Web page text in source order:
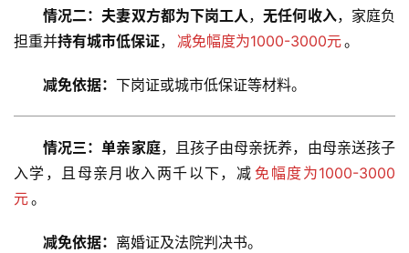
关
于
我
情况二：夫妻双方都为下岗工人，无任何收入，家庭负
担重并持有城市低保证， 减免幅度为1000-3000元。
减免依据： 下岗证或城市低保证等材料。
情况三：单亲家庭，且孩子由母亲抚养，由母亲送孩子
入学，且母亲月收入两千以下，减 免幅度为1000-3000
元。
减免依据： 离婚证及法院判决书。